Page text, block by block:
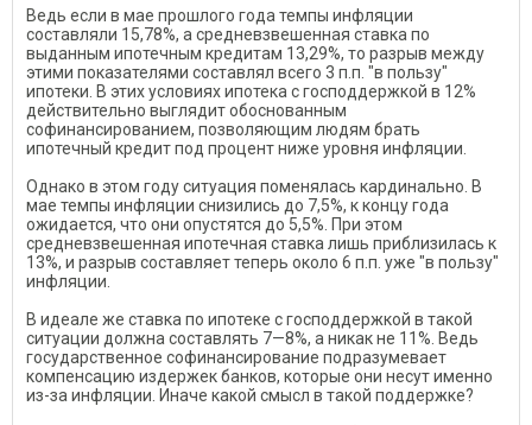
Ведь если в мае прошлого года темпы инфляции
составляли 15,78%, а средневзвешенная ставка по
выданным ипотечным кредитам 13,29%, то разрыв между
этими показателями составлял всего 3 п.п. "в пользу"
ипотеки. В этих условиях ипотека с господдержкой в 12%
действительно выглядит обоснованным
софинансированием, позволяющим людям брать
ипотечный кредит под процент ниже уровня инфляции.
Однако в этом году ситуация поменялась кардинально. В
мае темпы инфляции снизились до 7,5%, к концу года
ожидается, что они опустятся до 5,5%. При этом
средневзвешенная ипотечная ставка лишь приблизилась к
13%, и разрыв составляет теперь около 6 п.п. уже "в пользу"
инфляции.
В идеале же ставка по ипотеке с господдержкой в такой
ситуации должна составлять 7—8%, а никак не 11%. Ведь
государственное софинансирование подразумевает
компенсацию издержек банков, которые они несут именно
из-за инфляции. Иначе какой смысл в такой поддержке?